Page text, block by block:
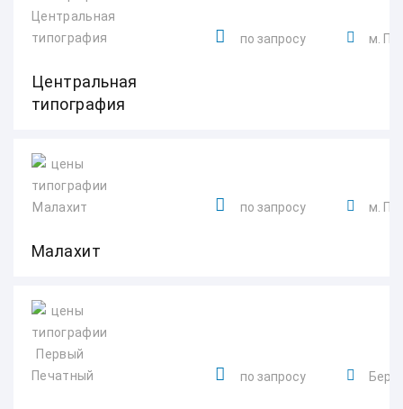
Центральная
типография
по запросу м.
Малахит
по запросу м.
по запросу